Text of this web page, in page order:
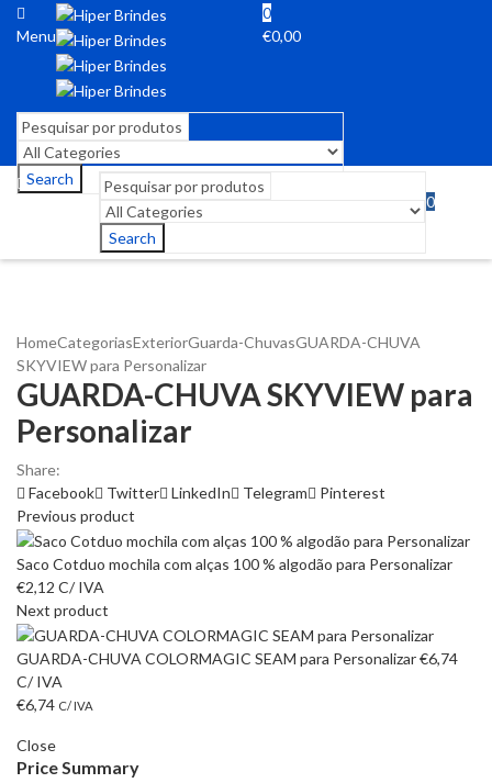
Menu
0
€0,00
Search
Search
0
HomeCategoriasExteriorGuarda-ChuvasGUARDA-CHUVA
SKYVIEW para Personalizar
GUARDA-CHUVA SKYVIEW para
Personalizar
Share:
Facebook
Twitter LinkedIn Telegram
Pinterest
Previous product
Saco Cotduo mochila com alças 100 % algodão para Personalizar
€2,12 C/ IVA
Next product
GUARDA-CHUVA COLORMAGIC SEAM para Personalizar€6,74
C/ IVA
€6,74 C/ IVA
Close
Price Summary